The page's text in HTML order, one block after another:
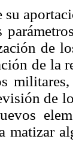
su
de
de la
de
matizar